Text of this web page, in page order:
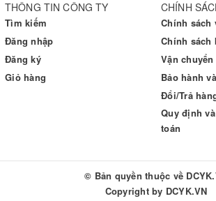
THÔNG TIN CÔNG TY
Tìm kiếm
Đăng nhập
Đăng ký
Giỏ hàng
CHÍNH
Chính sách
Chính sách
Vận
Bảo hành
Đổi/Trả
Quy định
toán
© Bản quyền thuộc về
Copyright by DCYK.VN